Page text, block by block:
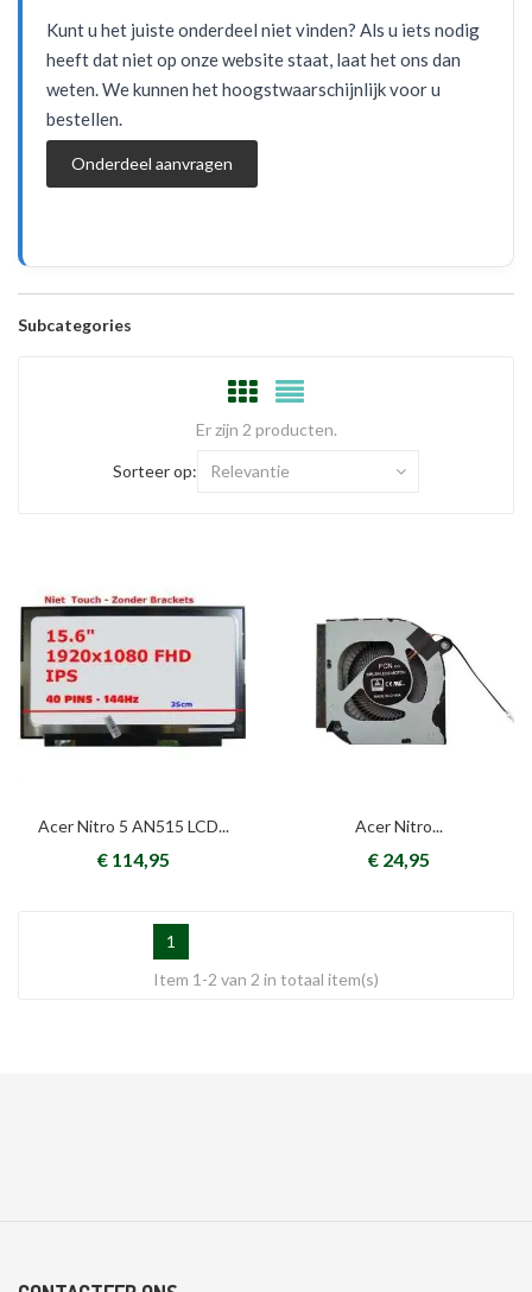
Kunt u het juiste onderdeel niet vinden? Als u iets nodig
heeft dat niet op onze website staat, laat het ons dan
weten. We kunnen het hoogstwaarschijnlijk voor u
bestellen.
Onderdeel aanvragen
Subcategories
Er zijn 2 producten.
Sorteer op: Relevantie
Acer Nitro 5 AN515 LCD...
€ 114,95
Acer Nitro...
€ 24,95
1
Item 1-2 van 2 in totaal item(s)